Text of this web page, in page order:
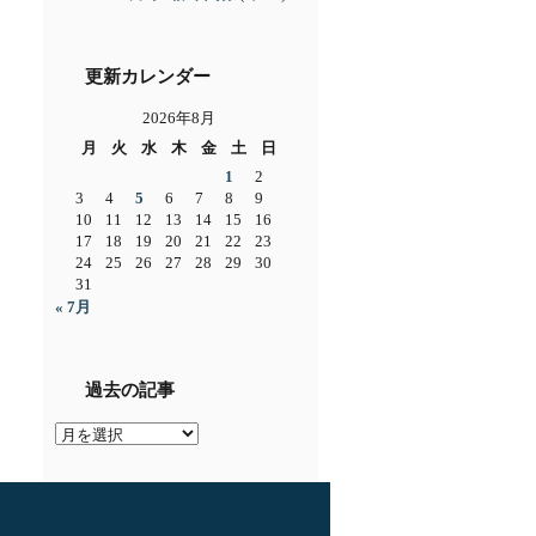
更新カレンダー
2026年8月
月
火 水 木 金 土
日
1
2
3
4 5 6 7 8
9
10
11 12 13 14 15
16
17
18 19 20 21 22
23
24
25 26 27 28 29
30
31
« 7月
過去の記事
過